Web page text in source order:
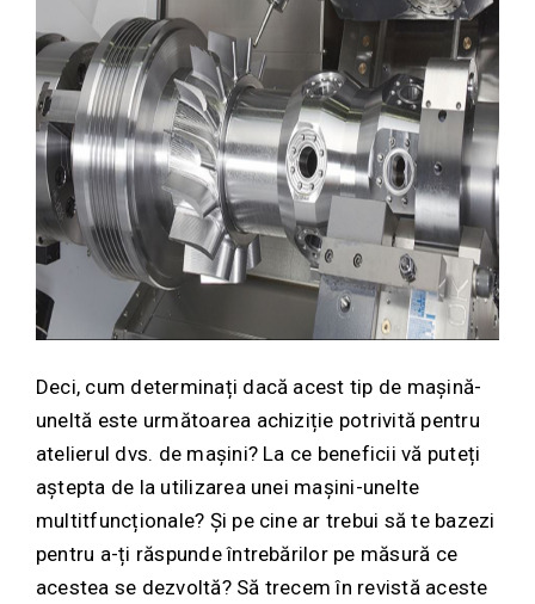
Deci, cum determinați dacă acest tip de mașină-
uneltă este următoarea achiziție potrivită pentru
atelierul dvs. de mașini? La ce beneficii vă puteți
aștepta de la utilizarea unei mașini-unelte
multitfuncționale? Și pe cine ar trebui să te bazezi
pentru a-ți răspunde întrebărilor pe măsură ce
acestea se dezvoltă? Să trecem în revistă aceste